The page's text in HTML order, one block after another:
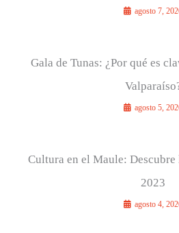
agosto 7,
Gala de Tunas: ¿Por qué es
agosto 5,
Cultura en el Maule: Descubre
2023
agosto 4,